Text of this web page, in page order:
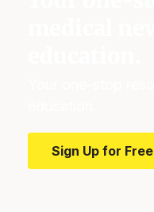
Sign Up for Free